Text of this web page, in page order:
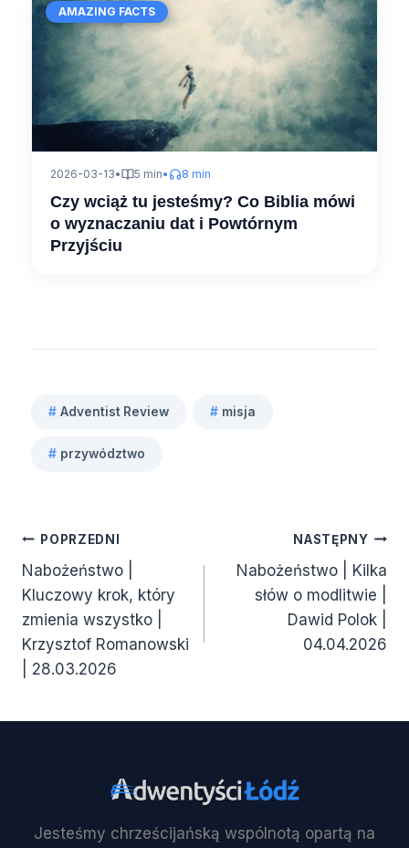
AMAZING FACTS
2026-03-13• 5 min• 8 min
Czy wciąż tu jesteśmy? Co Biblia mówi
o wyznaczaniu dat i Powtórnym
Przyjściu
wpisu:
# Adventist Review # misja
# przywództwo
Nawigacja
wpisu
POPRZEDNI
Nabożeństwo |
Kluczowy krok, który
zmienia wszystko |
Krzysztof Romanowski
| 28.03.2026
NASTĘPNY
Nabożeństwo | Kilka
słów o modlitwie |
Dawid Polok |
04.04.2026
Jesteśmy chrześcijańską wspólnotą opartą na